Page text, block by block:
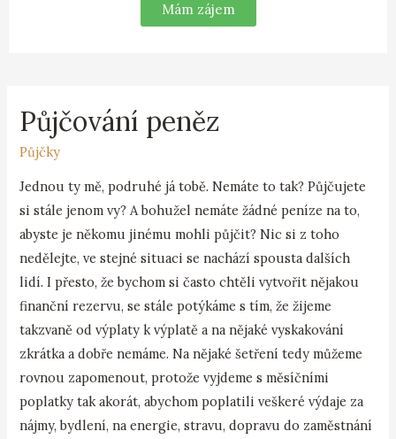
Mám zájem
Půjčování peněz
Půjčky
Jednou ty mě, podruhé já tobě. Nemáte to tak? Půjčujete
si stále jenom vy? A bohužel nemáte žádné peníze na to,
abyste je někomu jinému mohli půjčit? Nic si z toho
nedělejte, ve stejné situaci se nachází spousta dalších
lidí. I přesto, že bychom si často chtěli vytvořit nějakou
finanční rezervu, se stále potýkáme s tím, že žijeme
takzvaně od výplaty k výplatě a na nějaké vyskakování
zkrátka a dobře nemáme. Na nějaké šetření tedy můžeme
rovnou zapomenout, protože vyjdeme s měsíčními
poplatky tak akorát, abychom poplatili veškeré výdaje za
nájmy, bydlení, na energie, stravu, dopravu do zaměstnání